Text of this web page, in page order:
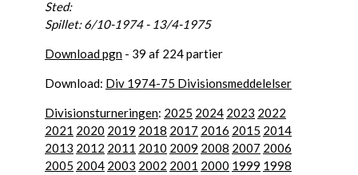
Sted:
Spillet: 6/10-1974 - 13/4-1975
Download pgn - 39 af 224 partier
Download: Div 1974-75 Divisionsmeddelelser
Divisionsturneringen: 2025 2024 2023 2022
2021 2020 2019 2018 2017 2016 2015 2014
2013 2012 2011 2010 2009 2008 2007 2006
2005 2004 2003 2002 2001 2000 1999 1998